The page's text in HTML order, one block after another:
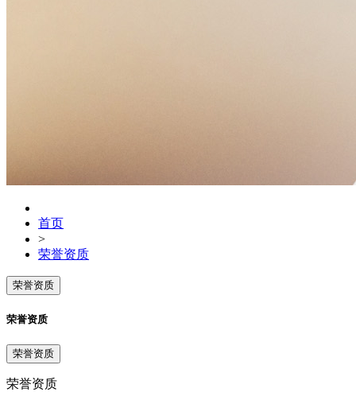
首页
>
荣誉资质
荣誉资质
荣誉资质
荣誉资质
荣誉资质